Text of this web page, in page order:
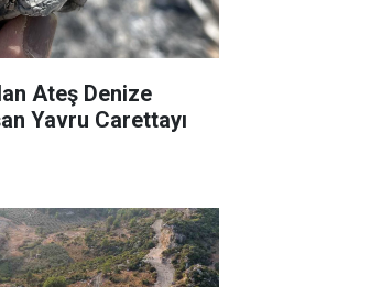
Ateş Denize
Yavru Carettayı